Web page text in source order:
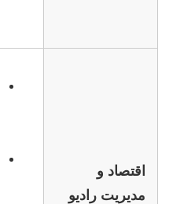
اقتصاد و
مدیریت رادیو